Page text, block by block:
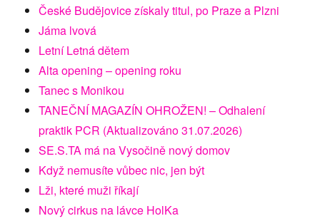
České Budějovice získaly titul, po Praze a Plzni
Jáma lvová
Letní Letná dětem
Alta opening – opening roku
Tanec s Monikou
TANEČNÍ MAGAZÍN OHROŽEN! – Odhalení
praktik PCR (Aktualizováno 31.07.2026)
SE.S.TA má na Vysočině nový domov
Když nemusíte vůbec nic, jen být
Lži, které muži říkají
Nový cirkus na lávce HolKa